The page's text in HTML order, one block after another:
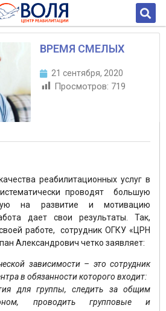
ВРЕМЯ СМЕЛЫХ
21 сентября, 2020
Просмотров: 719
реабилитационных услуг в
проводят большую
на развитие и мотивацию
дает свои результаты. Так,
работе, сотрудник ОГКУ «ЦРН
Александрович четко заявляет:
зависимости – это сотрудник
в обязанности которого входит:
для группы, следить за общим
проводить групповые и